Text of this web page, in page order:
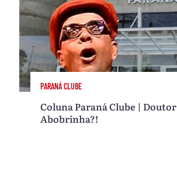
PARANÁ CLUBE
Coluna Paraná Clube | Doutor
Abobrinha?!